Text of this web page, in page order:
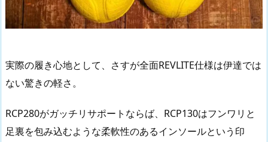
実際の履き心地として、さすが全面REVLITE仕様は伊達では
ない驚きの軽さ。
RCP280がガッチリサポートならば、RCP130はフンワリと
足裏を包み込むような柔軟性のあるインソールという印